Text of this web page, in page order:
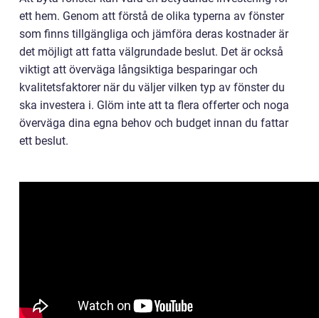
ett hem. Genom att förstå de olika typerna av fönster
som finns tillgängliga och jämföra deras kostnader är
det möjligt att fatta välgrundade beslut. Det är också
viktigt att överväga långsiktiga besparingar och
kvalitetsfaktorer när du väljer vilken typ av fönster du
ska investera i. Glöm inte att ta flera offerter och noga
överväga dina egna behov och budget innan du fattar
ett beslut.